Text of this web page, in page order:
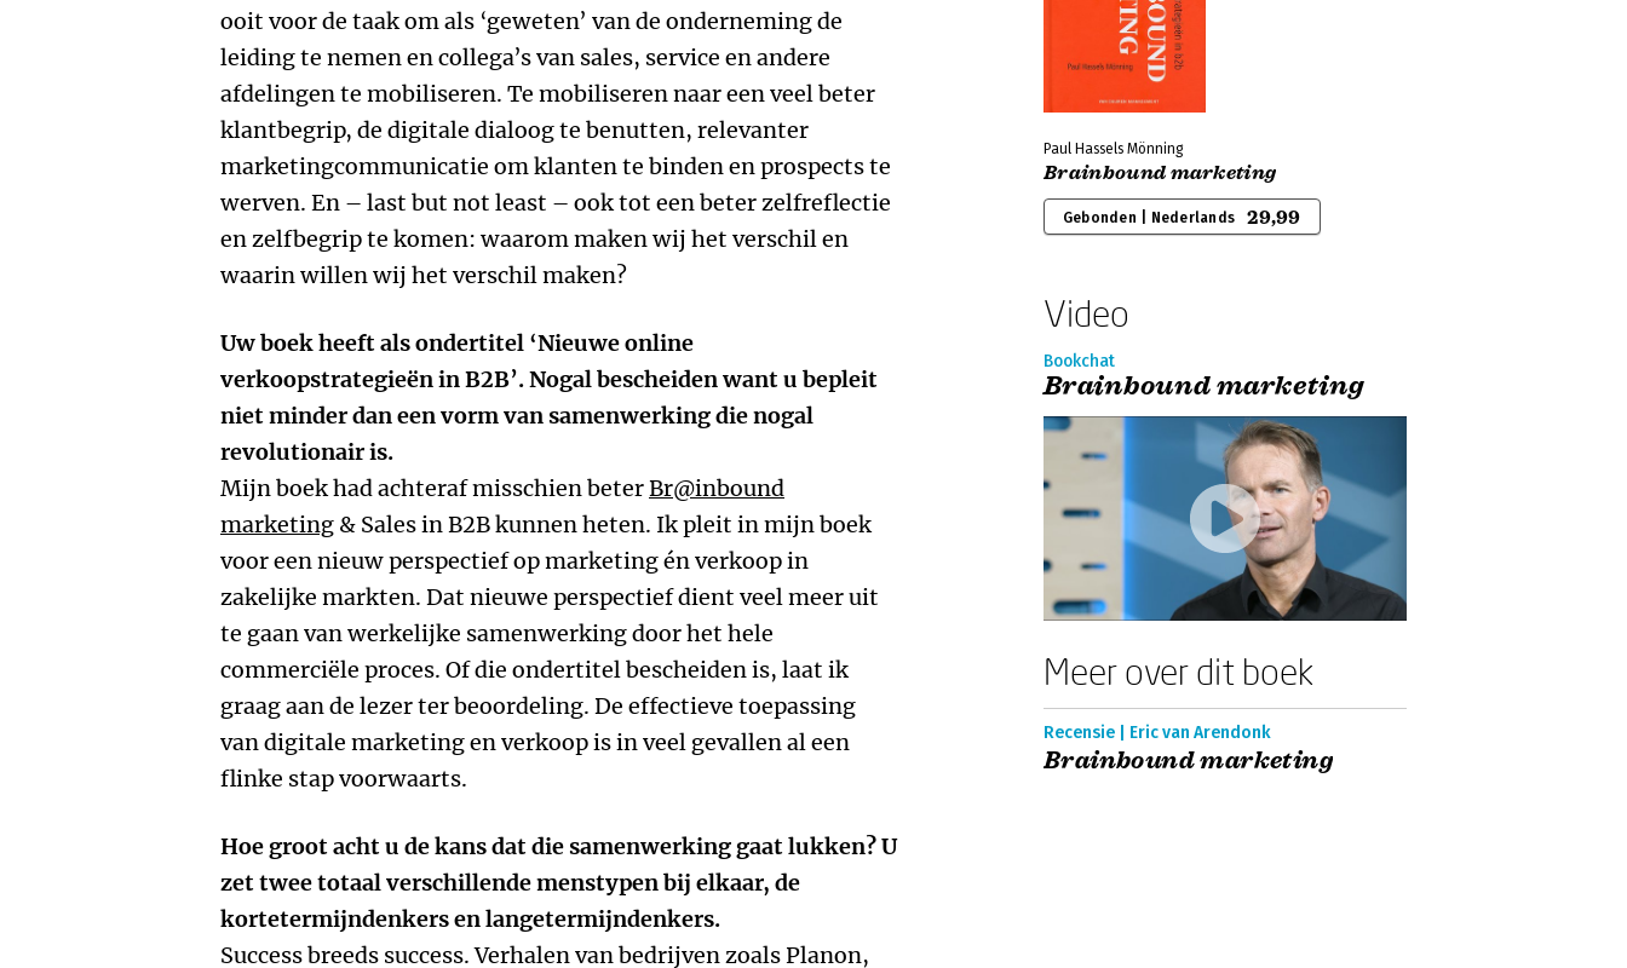
ooit voor de taak om als ‘geweten’ van de onderneming de
leiding te nemen en collega’s van sales, service en andere
afdelingen te mobiliseren. Te mobiliseren naar een veel beter
klantbegrip, de digitale dialoog te benutten, relevanter
marketingcommunicatie om klanten te binden en prospects te
werven. En – last but not least – ook tot een beter zelfreflectie
en zelfbegrip te komen: waarom maken wij het verschil en
waarin willen wij het verschil maken?
Uw boek heeft als ondertitel ‘Nieuwe online
verkoopstrategieën in B2B’. Nogal bescheiden want u bepleit
niet minder dan een vorm van samenwerking die nogal
revolutionair is.
Mijn boek had achteraf misschien beterBr@inbound
marketing & Sales in B2B kunnen heten. Ik pleit in mijn boek
voor een nieuw perspectief op marketing én verkoop in
zakelijke markten. Dat nieuwe perspectief dient veel meer uit
te gaan van werkelijke samenwerking door het hele
commerciële proces. Of die ondertitel bescheiden is, laat ik
graag aan de lezer ter beoordeling. De effectieve toepassing
van digitale marketing en verkoop is in veel gevallen al een
flinke stap voorwaarts.
Hoe groot acht u de kans dat die samenwerking gaat lukken? U
zet twee totaal verschillende menstypen bij elkaar, de
kortetermijndenkers en langetermijndenkers.
Success breeds success. Verhalen van bedrijven zoals Planon,
Paul Hassels Mönning
Brainbound marketing
Gebonden | Nederlands 29,99
Video
Bookchat
Brainbound marketing
Meer over dit boek
Recensie | Eric van Arendonk
Brainbound marketing